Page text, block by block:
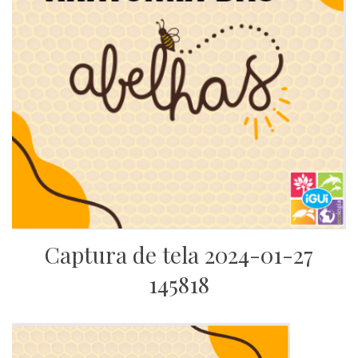
Captura de tela 2024-01-27
145818